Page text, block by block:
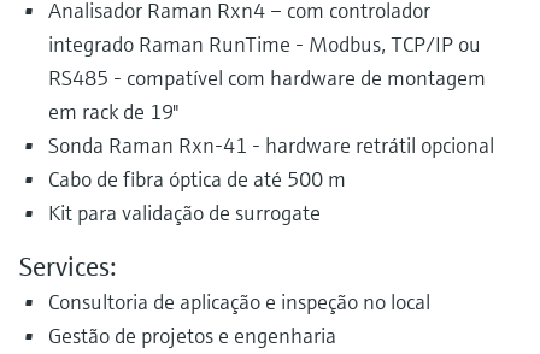
Analisador Raman Rxn4 – com controlador
integrado Raman RunTime - Modbus, TCP/IP ou
RS485 - compatível com hardware de montagem
em rack de 19"
Sonda Raman Rxn-41 - hardware retrátil opcional
Cabo de fibra óptica de até 500 m
Kit para validação de surrogate
Services:
Consultoria de aplicação e inspeção no local
Gestão de projetos e engenharia